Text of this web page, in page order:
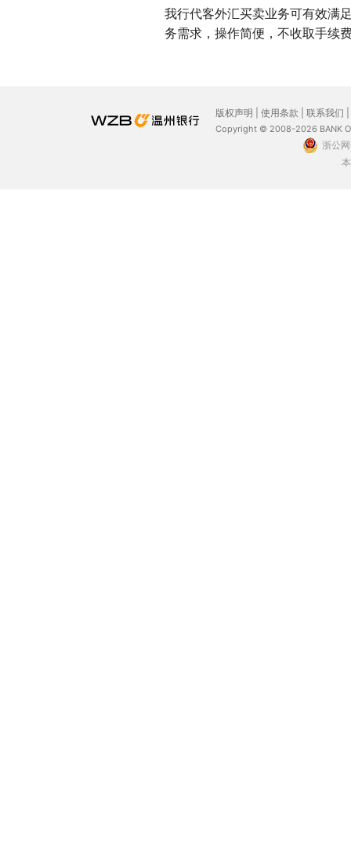
我行代客外汇买卖业务可有效满
务需求，操作简便，不收取手续
版权声明 使用条款 联系我们
Copyright © 2008-2026 BANK
浙公